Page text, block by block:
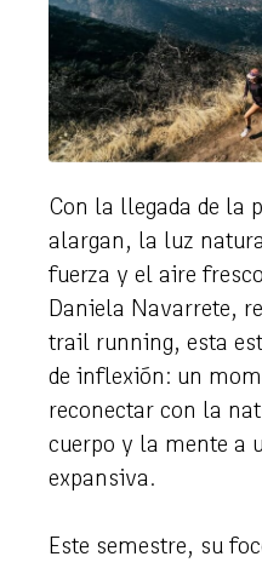
Con la llegada de la
alargan, la luz
fuerza y el aire
Daniela Navarrete,
trail running, esta
de inflexión: un
reconectar con la
cuerpo y la mente a
expansiva.
Este semestre, su